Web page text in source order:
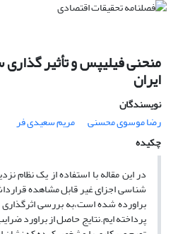
منحنی فیلیپس و تأثیر
ایران
نویسندگان
رضا موسوی محسنی
مریم سعیدی فر
چکیده
براورده شده است،به بررسی
پرداخته ایم.نتایج حاصل از براورد